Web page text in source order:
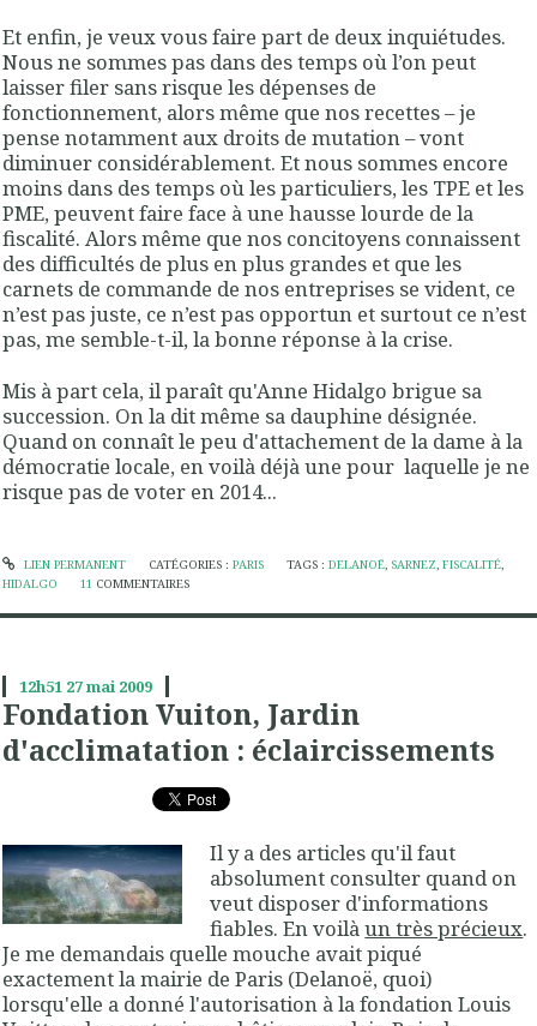
Et enfin, je veux vous faire part de deux inquiétudes.
Nous ne sommes pas dans des temps où l’on peut
laisser filer sans risque les dépenses de
fonctionnement, alors même que nos recettes – je
pense notamment aux droits de mutation – vont
diminuer considérablement. Etnous sommes encore
moins dans des temps où les particuliers, les TPE et les
PME, peuvent faire face à une hausse lourde de la
fiscalité. Alors même que nos concitoyens connaissent
des difficultés de plus en plus grandes et que les
carnets de commande de nos entreprises se vident, ce
n’est pas juste, ce n’estpas opportun et surtout ce n’est
pas, me semble-t-il, la bonne réponse à la crise.
Mis à part cela, il paraît qu'Anne Hidalgo brigue sa
succession. On la dit même sa dauphine désignée.
Quand on connaît le peu d'attachement de la dame à la
démocratie locale, en voilà déjà une pour laquelle je ne
risque pas de voter en 2014...
LIEN PERMANENT CATÉGORIES : PARIS TAGS :DELANOË, SARNEZ,FISCALITÉ,
HIDALGO
11 COMMENTAIRES
12h51 27mai 2009
Fondation Vuiton, Jardin
d'acclimatation : éclaircissements
Il y a des articles qu'il faut
absolument consulter quand on
veut disposer d'informations
fiables. En voilàun très précieux.
Je me demandais quelle mouche avait piqué
exactement la mairie de Paris (Delanoë, quoi)
lorsqu'elle a donné l'autorisation à la fondation Louis